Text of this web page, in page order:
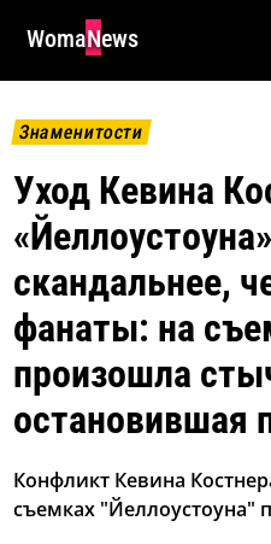
WomaNews
Знаменитости
Уход Кевина
скандальнее,
фанаты: на
произошла
остановившая
Конфликт Кевина
съемках "Йеллоустоуна"